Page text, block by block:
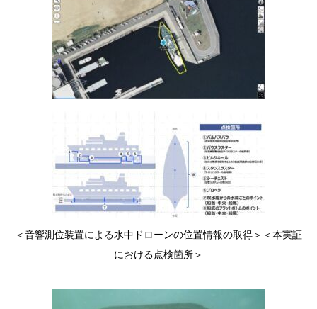
＜音響測位装置による水中ドローンの位置情報の取得＞＜本実証
における点検箇所＞